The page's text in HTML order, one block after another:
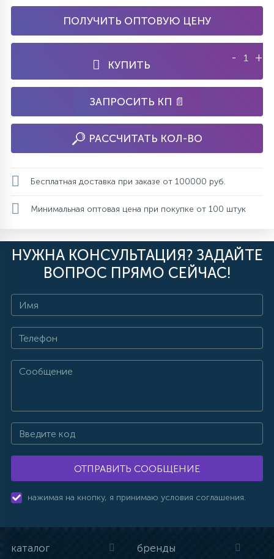
ПОЛУЧИТЬ ОПТОВУЮ ЦЕНУ
КУПИТЬ
- +
ЗАПРОСИТЬ КП 📄
РАССЧИТАТЬ КОЛ-ВО
Бесплатная доставка при заказе от 100000 руб.
Минимальная оптовая цена при покупке от 100 штук
НУЖНА КОНСУЛЬТАЦИЯ? ЗАДАЙТЕ
ВОПРОС ПРЯМО СЕЙЧАС!
ОТПРАВИТЬ СООБЩЕНИЕ
нажимая на кнопку, я принимаю условия соглашения.
каталог бренды